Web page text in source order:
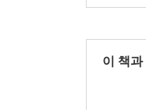
이 책과